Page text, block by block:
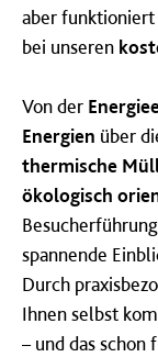
aber funktioniert
bei unseren
Von der
Energien über
thermische
ökologisch
spannende
Durch
Ihnen selbst
– und das schon